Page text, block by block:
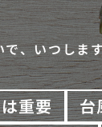
、いつしま
重要 台